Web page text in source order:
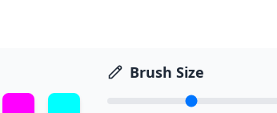
Brush Size